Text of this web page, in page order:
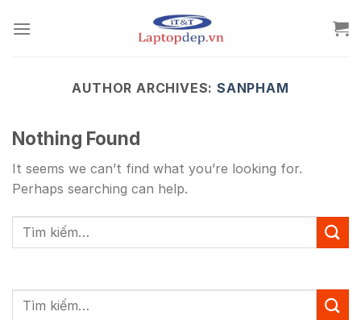
AUTHOR ARCHIVES: SANPHAM
Nothing Found
It seems we can’t find what you’re looking for.
Perhaps searching can help.